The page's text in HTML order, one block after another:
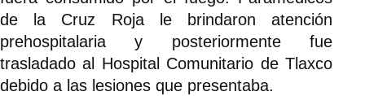
de la Cruz Roja le brindaron atención
prehospitalaria y posteriormente fue
trasladado al Hospital Comunitario de Tlaxco
debido a las lesiones que presentaba.